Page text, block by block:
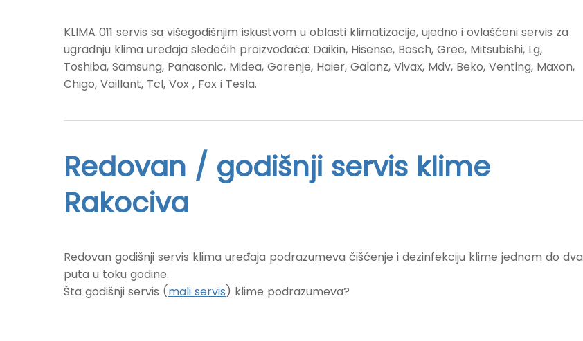
KLIMA 011 servis sa višegodišnjim iskustvom u oblasti klimatizacije, ujedno i ovlašćeni servis za
ugradnju klima uređaja sledećih proizvođača: Daikin, Hisense, Bosch, Gree, Mitsubishi, Lg,
Toshiba, Samsung, Panasonic, Midea, Gorenje, Haier, Galanz, Vivax, Mdv, Beko, Venting, Maxon,
Chigo, Vaillant, Tcl, Vox , Fox i Tesla.
Redovan / godišnji servis klime
Rakociva
Redovan godišnji servis klima uređaja podrazumeva čišćenje i dezinfekciju klime jednom do dva
puta u toku godine.
Šta godišnji servis (mali servis) klime podrazumeva?